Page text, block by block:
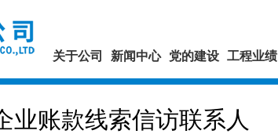
关于公司 新闻中心 党的建设 工程业绩
业账款线索信访联系人